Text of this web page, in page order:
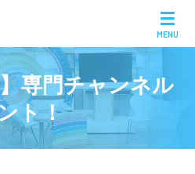
MENU
専門チャンネル
ト！